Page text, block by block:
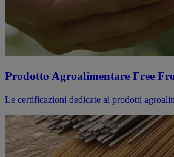
Prodotto Agroalimentare Free
Le certificazioni dedicate ai prodotti